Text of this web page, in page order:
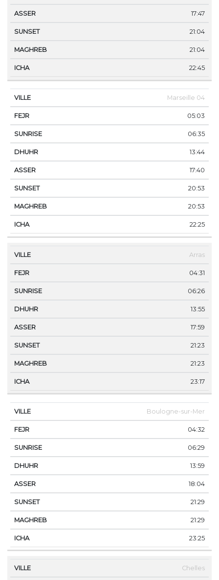
17:47
21:04
21:04
22:45
Marseille 04
05:03
06:35
13:44
17:40
20:53
20:53
22:25
Arras
04:31
06:26
13:55
17:59
21:23
21:23
23:17
Boulogne-sur-Mer
04:32
06:29
13:59
18:04
21:29
21:29
23:25
Chelles